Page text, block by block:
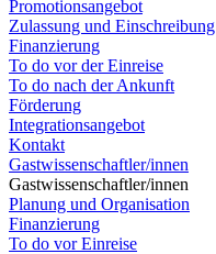
Promotionsangebot
Zulassung und Einschreibung
Finanzierung
To do vor der Einreise
To do nach der Ankunft
Förderung
Integrationsangebot
Kontakt
Gastwissenschaftler/innen
Gastwissenschaftler/innen
Planung und Organisation
Finanzierung
To do vor Einreise